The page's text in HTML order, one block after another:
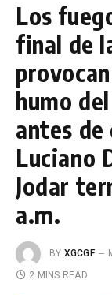
Los
final de
humo
antes
Luciano
Jodar
a.m.
BY XGCGF
2 MINS READ